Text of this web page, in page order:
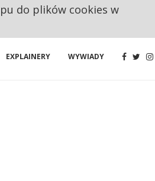
EXPLAINERY WYWIADY
do plików cookies w